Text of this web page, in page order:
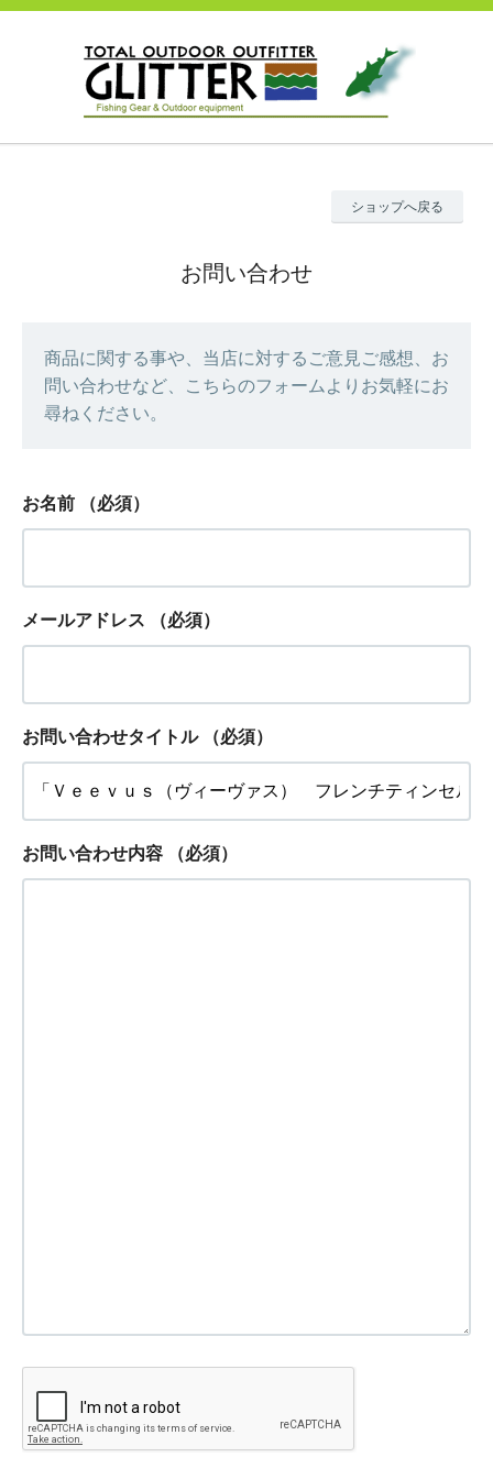
ショップへ戻る
お問い合わせ
商品に関する事や、当店に対するご意見ご感想、お
問い合わせなど、こちらのフォームよりお気軽にお
尋ねください。
お名前 （必須）
メールアドレス （必須）
お問い合わせタイトル （必須）
お問い合わせ内容 （必須）